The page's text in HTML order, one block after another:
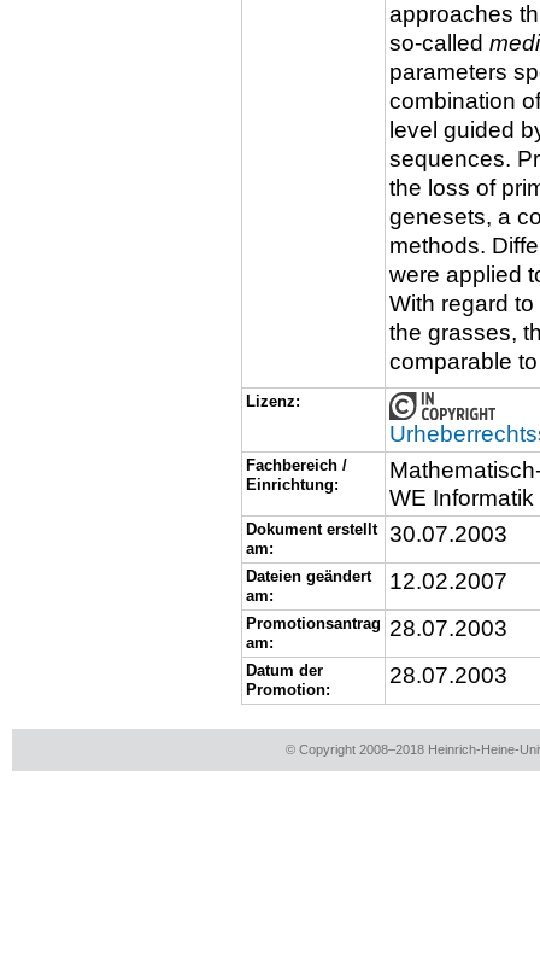
approaches
so-called
parameters
combination
level guided
sequences.
the loss of
genesets, a
methods.
were applied
With regard
the grasses,
comparable
Lizenz:
Fachbereich /
Einrichtung:
WE Informatik
Dokument erstellt
am:
30.07.2003
Dateien geändert
am:
12.02.2007
Promotionsantrag
am:
28.07.2003
Datum der
Promotion:
28.07.2003
© Copyright 2008–2018 Heinrich-Heine-